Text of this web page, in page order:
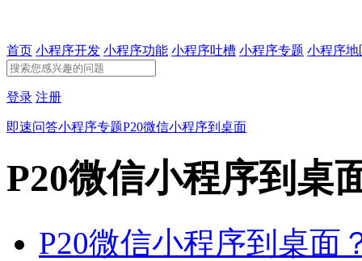
首页 小程序开发 小程序功能 小程序吐槽 小程序专题 小程序地
登录 注册
即速问答小程序专题P20微信小程序到桌面
P20微信小程序到桌
P20微信小程序到桌面